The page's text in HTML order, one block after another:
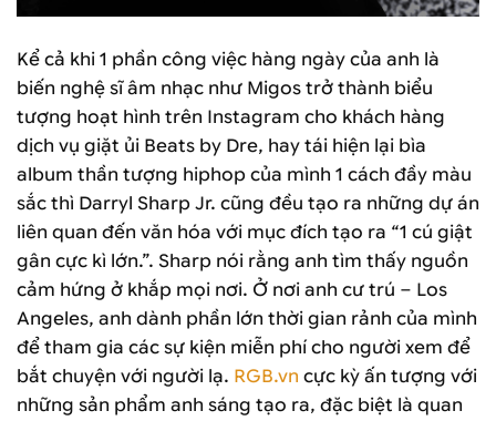
Kể cả khi 1 phần công việc hàng ngày của anh là
biến nghệ sĩ âm nhạc như Migos trở thành biểu
tượng hoạt hình trên Instagram cho khách hàng
dịch vụ giặt ủi Beats by Dre, hay tái hiện lại bìa
album thần tượng hiphop của mình 1 cách đầy màu
sắc thì Darryl Sharp Jr. cũng đều tạo ra những dự án
liên quan đến văn hóa với mục đích tạo ra “1 cú giật
gân cực kì lớn.”. Sharp nói rằng anh tìm thấy nguồn
cảm hứng ở khắp mọi nơi. Ở nơi anh cư trú – Los
Angeles, anh dành phần lớn thời gian rảnh của mình
để tham gia các sự kiện miễn phí cho người xem để
bắt chuyện với người lạ. RGB.vn cực kỳ ấn tượng với
những sản phẩm anh sáng tạo ra, đặc biệt là quan